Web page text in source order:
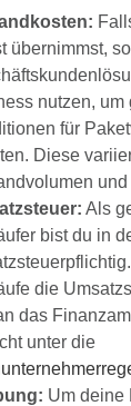
übernimmst,
nutzen, um
für
Diese
Als
bist du in
die
das
unter die
Um deine